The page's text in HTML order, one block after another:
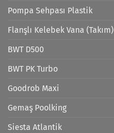
Pompa Sehpası Plastik
Flanşlı Kelebek Vana (Takım)
BWT D500
BWT PK Turbo
Goodrob Maxi
Gemaş Poolking
Siesta Atlantik